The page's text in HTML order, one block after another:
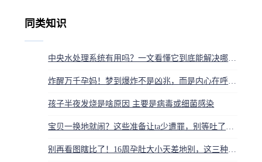
同类知识
孩子半夜发烧是啥原因 主要是病毒或细菌感染